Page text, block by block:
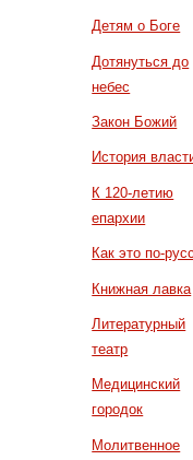
Детям о Боге
Дотянуться до
небес
Закон Божий
История
К 120-летию
епархии
Как это по-
Книжная лавка
Литературный
театр
Медицинский
городок
Молитвенное